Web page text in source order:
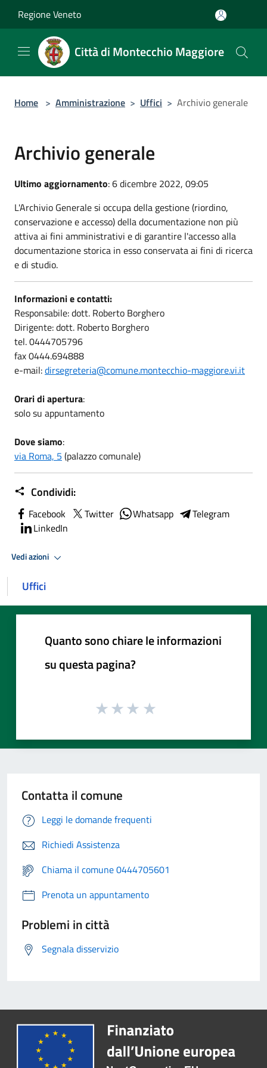
Regione Veneto
Città di Montecchio Maggiore
Home > Amministrazione > Uffici > Archivio generale
Archivio generale
Ultimo aggiornamento: 6 dicembre 2022, 09:05
L'Archivio Generale si occupa della gestione (riordino,
conservazione e accesso) della documentazione non più
attiva ai fini amministrativi e di garantire l'accesso alla
documentazione storica in esso conservata ai fini di ricerca
e di studio.
Informazioni e contatti:
Responsabile: dott. Roberto Borghero
Dirigente: dott. Roberto Borghero
tel. 0444705796
fax 0444.694888
e-mail:dirsegreteria@comune.montecchio-maggiore.vi.it
Orari di apertura:
solo su appuntamento
Dove siamo:
via Roma, 5 (palazzo comunale)
Condividi:
Facebook Twitter Whatsapp
Telegram
LinkedIn
Vedi azioni
Uffici
Quanto sono chiare le informazioni
su questa pagina?
Contatta il comune
Leggi le domande frequenti
Richiedi Assistenza
Chiama il comune 0444705601
Prenota un appuntamento
Problemi in città
Segnala disservizio